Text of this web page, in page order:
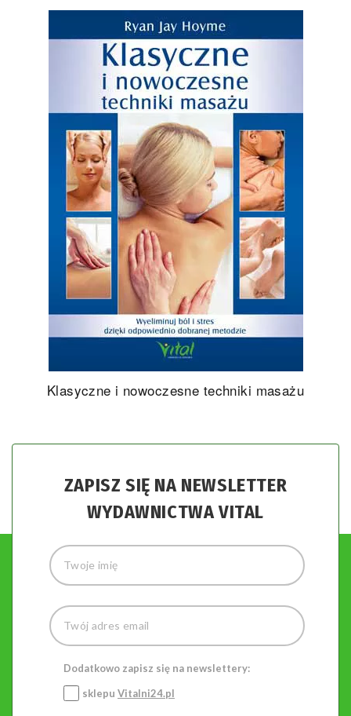
Klasyczne i nowoczesne techniki masażu
ZAPISZ SIĘ NA NEWSLETTER
WYDAWNICTWA VITAL
Dodatkowo zapisz się na newslettery:
sklepu Vitalni24.pl